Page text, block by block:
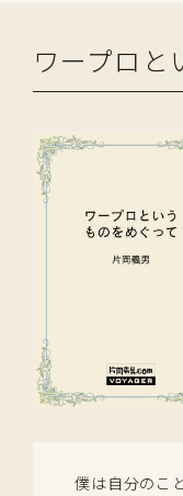
ワープロと
僕は自分のこ